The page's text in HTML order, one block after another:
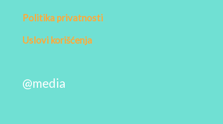
Politika privatnosti
Uslovi korišćenja
@media